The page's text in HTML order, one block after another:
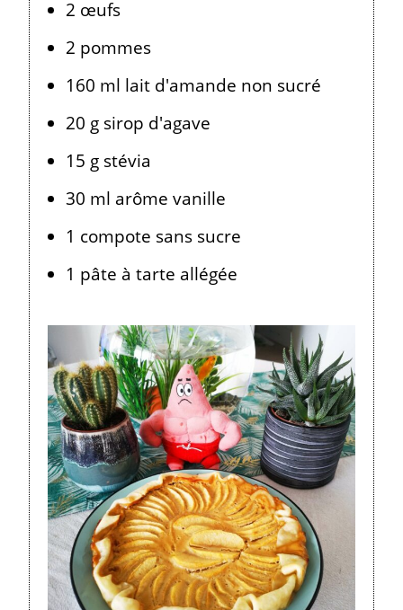
2 œufs
2 pommes
160 ml lait d'amande non sucré
20 g sirop d'agave
15 g stévia
30 ml arôme vanille
1 compote sans sucre
1 pâte à tarte allégée